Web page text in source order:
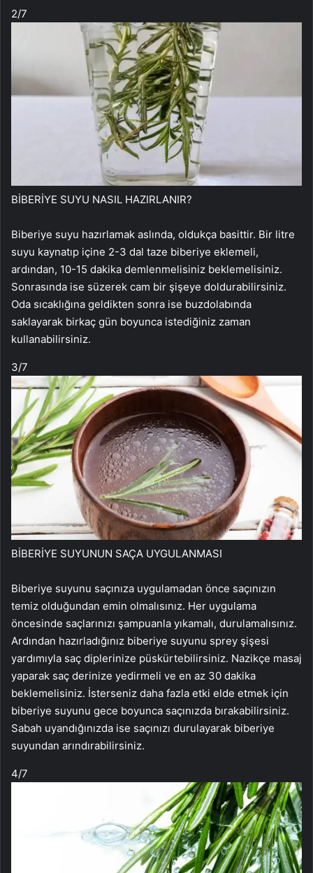
2/7
BİBERİYE SUYU NASIL HAZIRLANIR?
Biberiye suyu hazırlamak aslında, oldukça basittir. Bir litre
suyu kaynatıp içine 2-3 dal taze biberiye eklemeli,
ardından, 10-15 dakika demlenmelisiniz beklemelisiniz.
Sonrasında ise süzerek cam bir şişeye doldurabilirsiniz.
Oda sıcaklığına geldikten sonra ise buzdolabında
saklayarak birkaç gün boyunca istediğiniz zaman
kullanabilirsiniz.
3/7
BİBERİYE SUYUNUN SAÇA UYGULANMASI
Biberiye suyunu saçınıza uygulamadan önce saçınızın
temiz olduğundan emin olmalısınız. Her uygulama
öncesinde saçlarınızı şampuanla yıkamalı, durulamalısınız.
Ardından hazırladığınız biberiye suyunu sprey şişesi
yardımıyla saç diplerinize püskürtebilirsiniz. Nazikçe masaj
yaparak saç derinize yedirmeli ve en az 30 dakika
beklemelisiniz. İsterseniz daha fazla etki elde etmek için
biberiye suyunu gece boyunca saçınızda bırakabilirsiniz.
Sabah uyandığınızda ise saçınızı durulayarak biberiye
suyundan arındırabilirsiniz.
4/7